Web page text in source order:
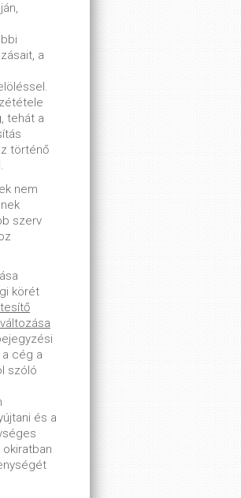
a
tehát a
történő
nem
szerv
körét
cég a
szóló
és a